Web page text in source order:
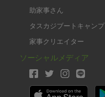
助家事さん
タスカジブートキャンプ
家事クリエイター
ソーシャルメディア